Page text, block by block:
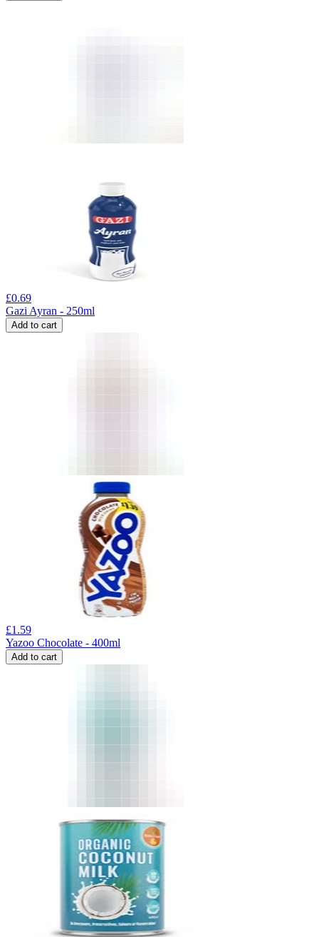
£0.69
Gazi Ayran - 250ml
Add to cart
£1.59
Yazoo Chocolate - 400ml
Add to cart